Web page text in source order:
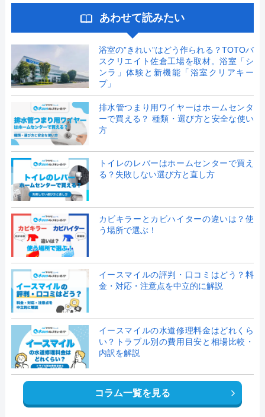
あわせて読みたい
浴室の”きれい”はどう作られる？TOTOバ
スクリエイト佐倉工場を取材。浴室「シ
ンラ」体験と新機能「浴室クリアキー
プ」
排水管つまり用ワイヤーはホームセンタ
ーで買える？ 種類・選び方と安全な使い
方
トイレのレバーはホームセンターで買え
る？失敗しない選び方と直し方
カビキラーとカビハイターの違いは？使
う場所で選ぶ！
イースマイルの評判・口コミはどう？料
金・対応・注意点を中立的に解説
イースマイルの水道修理料金はどれくら
い？トラブル別の費用目安と相場比較・
内訳を解説
コラム一覧を見る